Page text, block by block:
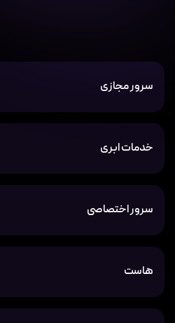
سرور مجازی
خدمات ابری
سرور اختصاصی
هاست